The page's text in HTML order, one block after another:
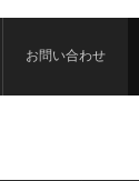
お問い合わせ